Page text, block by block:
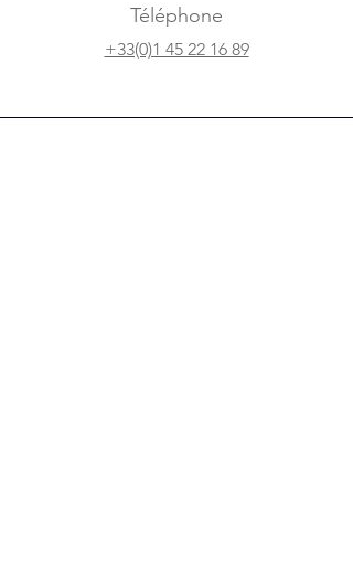
Téléphone
+33(0)1 45 22 16 89